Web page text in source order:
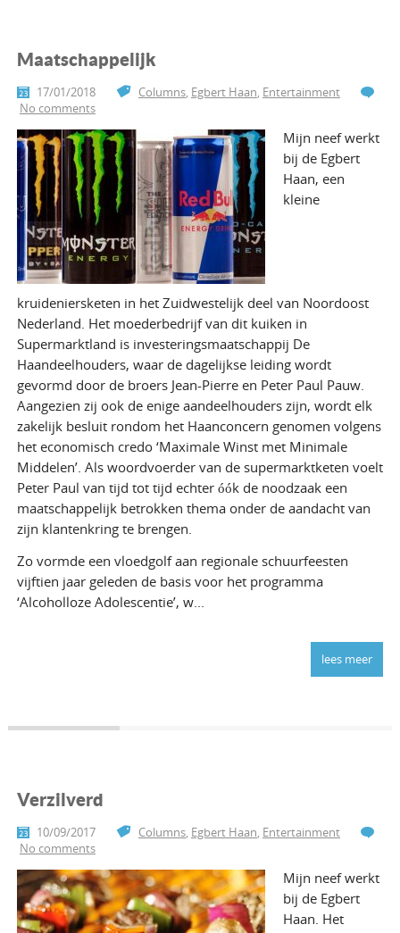
Maatschappelijk
17/01/2018 Columns, Egbert Haan, Entertainment
No comments
Mijn neef werkt
bij de Egbert
Haan, een
kleine
kruideniersketen in het Zuidwestelijk deel van Noordoost
Nederland. Het moederbedrijf van dit kuiken in
Supermarktland is investeringsmaatschappij De
Haandeelhouders, waar de dagelijkse leiding wordt
gevormd door de broers Jean-Pierre en Peter Paul Pauw.
Aangezien zij ook de enige aandeelhouders zijn, wordt elk
zakelijk besluit rondom het Haanconcern genomen volgens
het economisch credo ‘Maximale Winst met Minimale
Middelen’. Als woordvoerder van de supermarktketen voelt
Peter Paul van tijd tot tijd echter óók de noodzaak een
maatschappelijk betrokken thema onder de aandacht van
zijn klantenkring te brengen.
Zo vormde een vloedgolf aan regionale schuurfeesten
vijftien jaar geleden de basis voor het programma
‘Alcoholloze Adolescentie’, w...
lees meer
Verzilverd
10/09/2017 Columns, Egbert Haan, Entertainment
No comments
Mijn neef werkt
bij de Egbert
Haan. Het